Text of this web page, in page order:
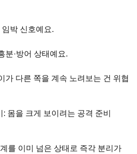
임박 신호예요.
분·방어 상태예요.
가 다른 쪽을 계속 노려보는 건 위협
: 몸을 크게 보이려는 공격 준비
를 이미 넘은 상태로 즉각 분리가